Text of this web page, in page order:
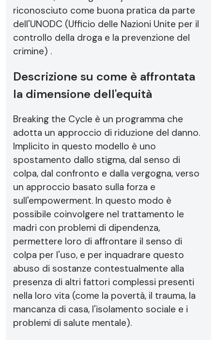
riconosciuto come buona pratica da parte
dell'UNODC (Ufficio delle Nazioni Unite per il
controllo della droga e la prevenzione del
crimine) .
Descrizione su come è affrontata
la dimensione dell'equità
Breaking the Cycle è un programma che
adotta un approccio di riduzione del danno.
Implicito in questo modello è uno
spostamento dallo stigma, dal senso di
colpa, dal confronto e dalla vergogna, verso
un approccio basato sulla forza e
sull'empowerment. In questo modo è
possibile coinvolgere nel trattamento le
madri con problemi di dipendenza,
permettere loro di affrontare il senso di
colpa per l'uso, e per inquadrare questo
abuso di sostanze contestualmente alla
presenza di altri fattori complessi presenti
nella loro vita (come la povertà, il trauma, la
mancanza di casa, l'isolamento sociale e i
problemi di salute mentale).